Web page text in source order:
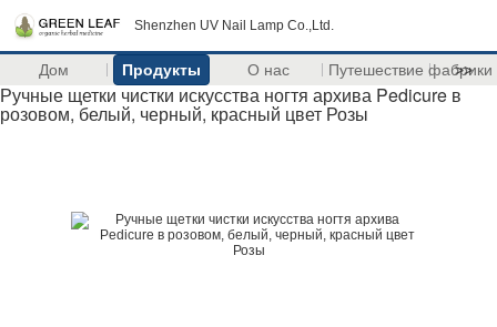
Shenzhen UV Nail Lamp Co.,Ltd.
Дом Продукты О нас Путешествие фабрики
>>
Ручные щетки чистки искусства ногтя архива Pedicure в
розовом, белый, черный, красный цвет Розы